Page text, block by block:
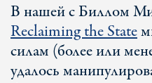
В нашей с Биллом
Reclaiming the State
силам (более или
удалось